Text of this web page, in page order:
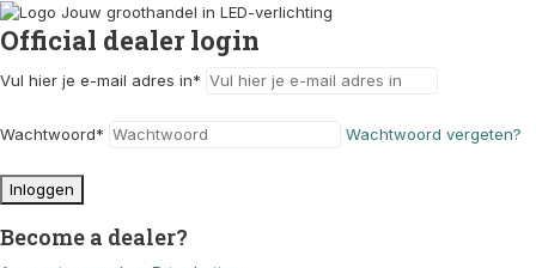
Official dealer login
Vul hier je e-mail adres in*
Wachtwoord* Wachtwoord vergeten?
Inloggen
Become a dealer?